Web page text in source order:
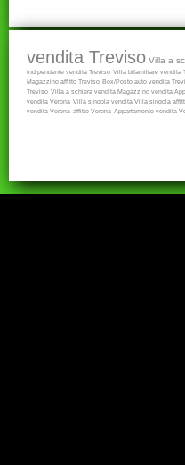
vendita Treviso Villa a
Indipendente vendita Treviso Villa bifamiliare vendita
Magazzino affitto Treviso Box/Posto auto vendita
Treviso Villa a schiera vendita Magazzino vendita
vendita Verona Villa singola vendita Villa singola
vendita Verona affitto Verona Appartamento vendita